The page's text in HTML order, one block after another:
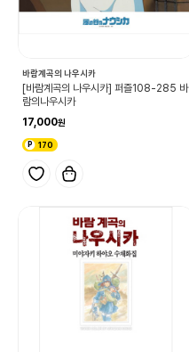
바람계곡의 나우시카
[바람계곡의 나우시카] 퍼즐108-285 바
람의나우시카
17,000
170